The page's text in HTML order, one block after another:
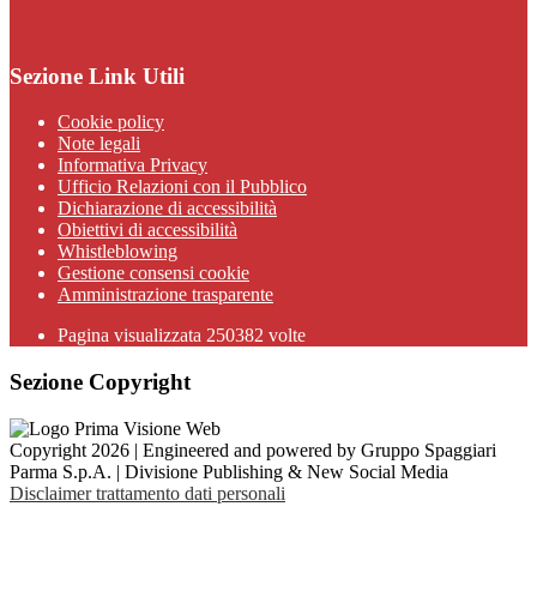
Sezione Link Utili
Cookie policy
Note legali
Informativa Privacy
Ufficio Relazioni con il Pubblico
Dichiarazione di accessibilità
Obiettivi di accessibilità
Whistleblowing
Gestione consensi cookie
Amministrazione trasparente
Pagina visualizzata 250382 volte
Sezione Copyright
Copyright 2026 | Engineered and powered by Gruppo Spaggiari
Parma S.p.A. | Divisione Publishing & New Social Media
Disclaimer trattamento dati personali